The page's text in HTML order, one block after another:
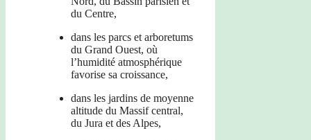
du Centre,
dans les parcs et arboretums
du Grand Ouest, où
l’humidité atmosphérique
favorise sa croissance,
dans les jardins de moyenne
altitude du Massif central,
du Jura et des Alpes,